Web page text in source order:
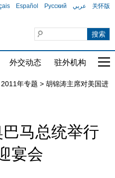
Español Русский عربي 关怀版
外交动态 驻外机构 国
2011年专题 > 胡锦涛主席对美国进
马总统举行
宴会